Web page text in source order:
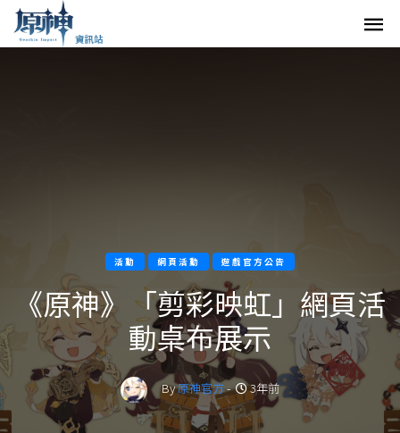
活動 網頁活動 遊戲官方公告
《原神》「剪彩映虹」網頁活
動桌布展示
By原神官方- 3年前